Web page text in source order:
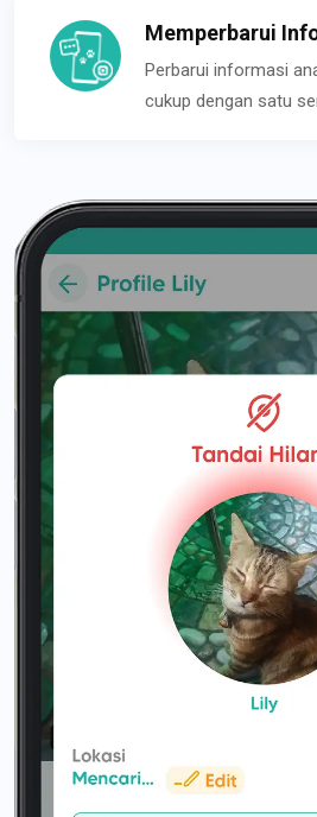
Memperbarui
Perbarui informasi
cukup dengan satu